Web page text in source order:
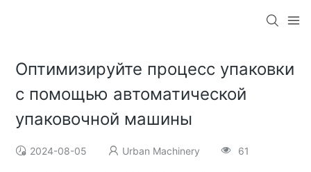
Оптимизируйте процесс упаковки
с помощью автоматической
упаковочной машины
2024-08-05 Urban Machinery 61